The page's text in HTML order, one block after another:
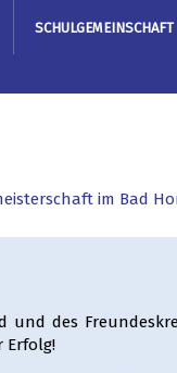
SCHULGEMEINSCHAFT
im Bad
und des
Erfolg!